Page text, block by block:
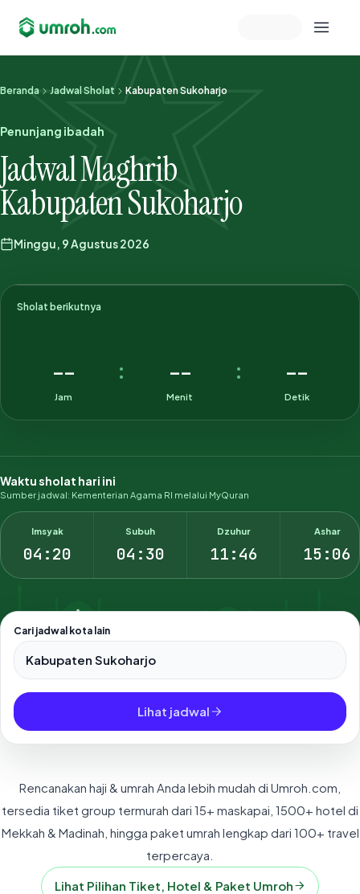
Memeriksa sesi akun
Beranda Jadwal Sholat Kabupaten Sukoharjo
Penunjang ibadah
Jadwal Maghrib
Kabupaten Sukoharjo
Minggu, 9 Agustus 2026
Sholat berikutnya
--
Jam
: --
Menit
: --
Detik
Waktu sholat hari ini
Sumber jadwal: Kementerian Agama RI melalui MyQuran
Imsyak
04:20
Subuh
04:30
Dzuhur
11:46
Ashar
15:06
Cari jadwal kota lain
Pilih salah satu dari 500+ kota dan kabupaten di Indonesia.
Lihat jadwal
Rencanakan haji & umrah Anda lebih mudah di Umroh.com,
tersedia tiket group termurah dari 15+ maskapai, 1500+ hotel di
Mekkah & Madinah, hingga paket umrah lengkap dari 100+ travel
terpercaya.
Lihat Pilihan Tiket, Hotel & Paket Umroh